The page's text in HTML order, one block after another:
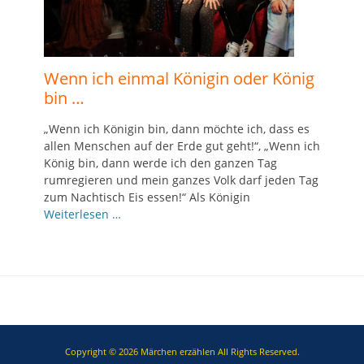
Wenn ich einmal Königin oder König
bin …
„Wenn ich Königin bin, dann möchte ich, dass es
allen Menschen auf der Erde gut geht!“, „Wenn ich
König bin, dann werde ich den ganzen Tag
rumregieren und mein ganzes Volk darf jeden Tag
zum Nachtisch Eis essen!“ Als Königin
Weiterlesen …
Copyright © 2026 Märchen erzählen All Rights Reserved.